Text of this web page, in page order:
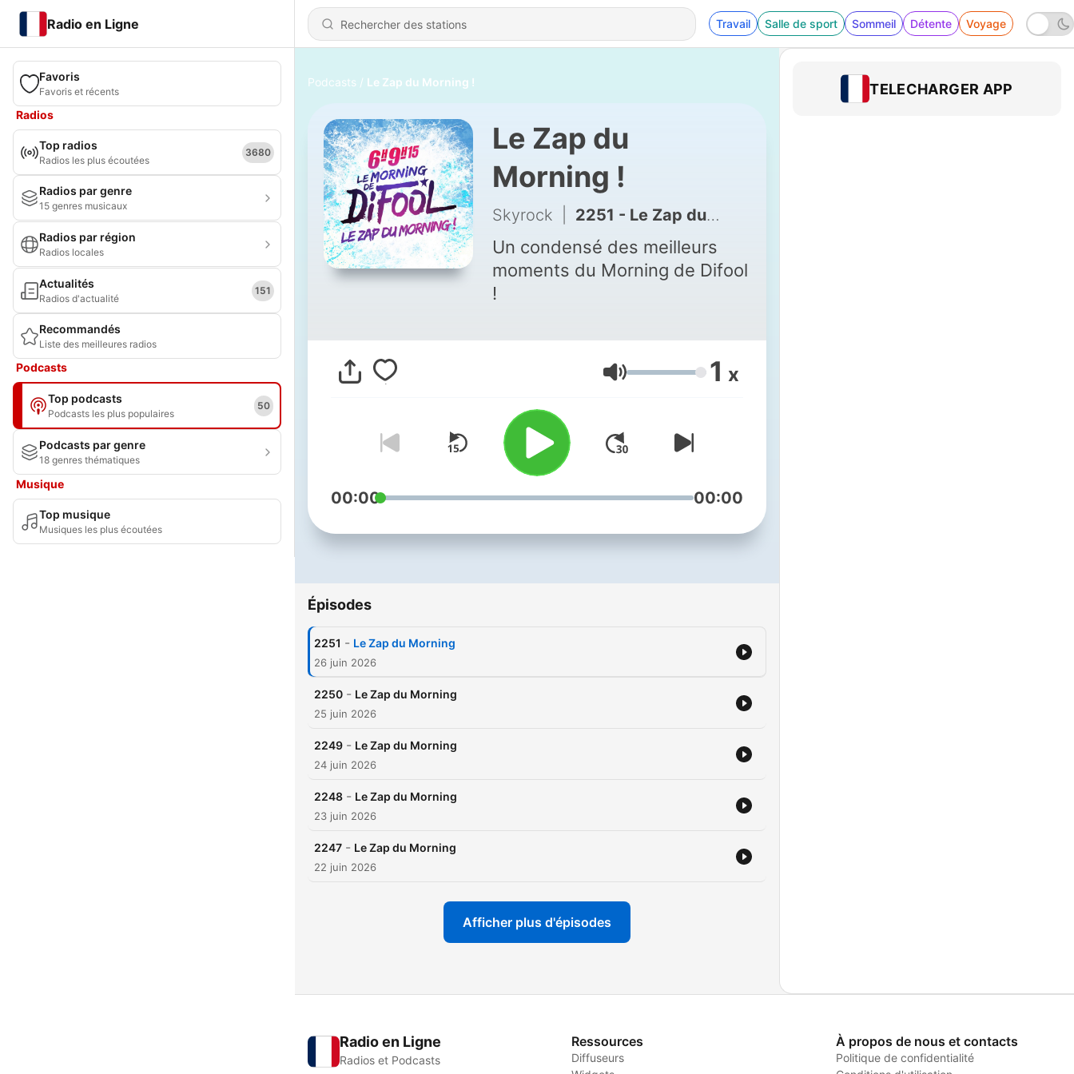
Radio en Ligne Travail Salle de sport Sommeil Détente Voyage
Favoris
Favoris et récents
Radios
Top radios
Radios les plus écoutées
3680
Radios par genre
15 genres musicaux
Radios par région
Radios locales
Actualités
Radios d'actualité
151
Recommandés
Liste des meilleures radios
Podcasts
Top podcasts
Podcasts les plus populaires
50
Podcasts par genre
18 genres thématiques
Musique
Top musique
Musiques les plus écoutées
Podcasts Le Zap du Morning !
Le Zap du
Morning !
Skyrock 2251 - Le Zap du Morning
Un condensé des meilleurs
moments du Morning de Difool
!
Volume 1 x
00:00 00:00
Épisodes
2251 - Le Zap du Morning
26 juin 2026
2250 - Le Zap du Morning
25 juin 2026
2249 - Le Zap du Morning
24 juin 2026
2248 - Le Zap du Morning
23 juin 2026
2247 - Le Zap du Morning
22 juin 2026
Afficher plus d'épisodes
TELECHARGER APP
Radio en Ligne
Radios et Podcasts
Ressources
Diffuseurs
À propos de nous et contacts
Politique de confidentialité